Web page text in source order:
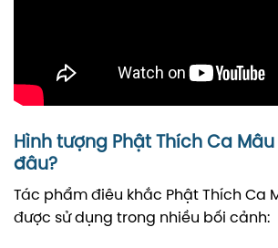
Hình tượng Phật Thích Ca
đâu?
Tác phẩm điêu khắc Phật Thích Ca
được sử dụng trong nhiều bối cảnh: